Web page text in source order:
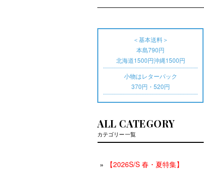
＜基本送料＞
本島790円
北海道1500円沖縄1500円
小物はレターパック
370円・520円
ALL CATEGORY
カテゴリー一覧
【2026S/S 春・夏特集】